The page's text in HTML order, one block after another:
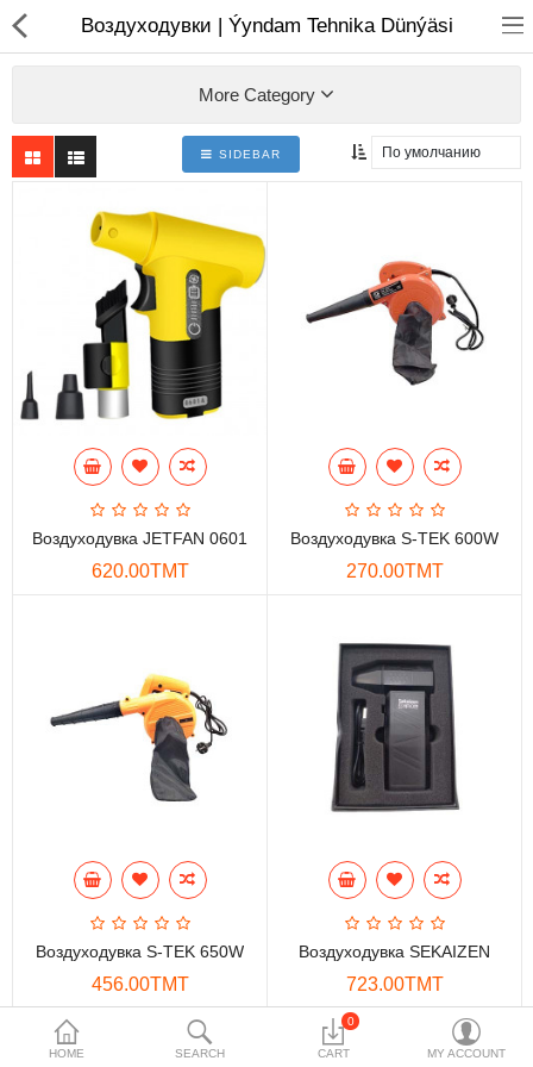
Моноблоки
Копмлектующие для ПК
Мониторы
Компьютерные аксесуары
Принтера
Накопители данных
Сетевое оборудование
Бытовая техника
Умный дом
Мобильные устройства
Проекторы
Инструментарий
Игровая консоль
HOME SEARCH
0
CART MY ACCOUNT
Воздуходувки | Ýyndam Tehnika Dünýäsi
More Category
SIDEBAR
Воздуходувка JETFAN 0601
620.00TMT
Воздуходувка S-TEK 600W
270.00TMT
Воздуходувка S-TEK 650W
456.00TMT
Воздуходувка SEKAIZEN
723.00TMT